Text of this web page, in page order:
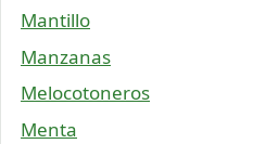
Mantillo
Manzanas
Melocotoneros
Menta